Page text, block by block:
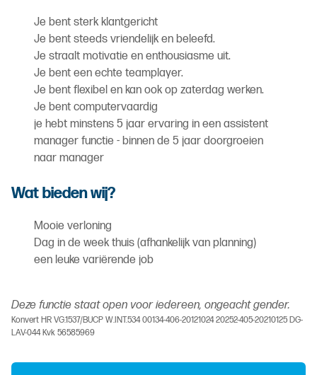
Je bent sterk klantgericht
Je bent steeds vriendelijk en beleefd.
Je straalt motivatie en enthousiasme uit.
Je bent een echte teamplayer.
Je bent flexibel en kan ook op zaterdag werken.
Je bent computervaardig
je hebt minstens 5 jaar ervaring in een assistent
manager functie - binnen de 5 jaar doorgroeien
naar manager
Wat bieden wij?
Mooie verloning
Dag in de week thuis (afhankelijk van planning)
een leuke variërende job
Deze functie staat open voor iedereen, ongeacht gender.
Konvert HR VG.1537/BUCP W.INT.534 00134-406-20121024 20252-405-20210125 DG-
LAV-044 Kvk 56585969